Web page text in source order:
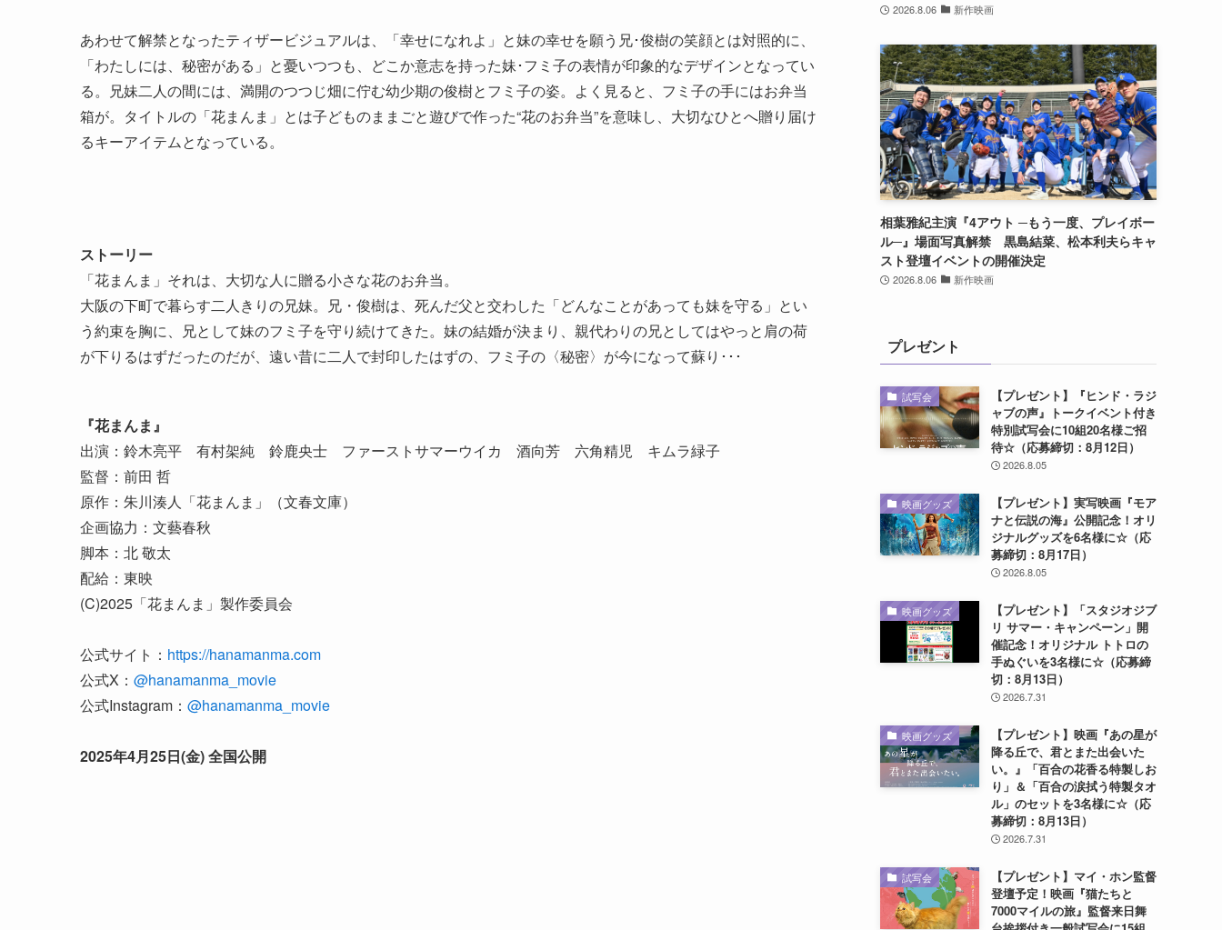
あわせて解禁となったティザービジュアルは、「幸せになれよ」と妹の幸せを願う兄･俊樹の笑顔とは対照的に、
「わたしには、秘密がある」と憂いつつも、どこか意志を持った妹･フミ子の表情が印象的なデザインとなってい
る。兄妹二人の間には、満開のつつじ畑に佇む幼少期の俊樹とフミ子の姿。よく見ると、フミ子の手にはお弁当
箱が。タイトルの「花まんま」とは子どものままごと遊びで作った“花のお弁当”を意味し、大切なひとへ贈り届け
るキーアイテムとなっている。
ストーリー
「花まんま」それは、大切な人に贈る小さな花のお弁当。
大阪の下町で暮らす二人きりの兄妹。兄・俊樹は、死んだ父と交わした「どんなことがあっても妹を守る」とい
う約束を胸に、兄として妹のフミ子を守り続けてきた。妹の結婚が決まり、親代わりの兄としてはやっと肩の荷
が下りるはずだったのだが、遠い昔に二人で封印したはずの、フミ子の〈秘密〉が今になって蘇り･･･
『花まんま』
出演：鈴木亮平 有村架純 鈴鹿央士 ファーストサマーウイカ 酒向芳 六角精児 キムラ緑子
監督：前田 哲
原作：朱川湊人「花まんま」（文春文庫）
企画協力：文藝春秋
脚本：北 敬太
配給：東映
(C)2025「花まんま」製作委員会
公式サイト： https://hanamanma.com
公式X： @hanamanma_movie
公式Instagram： @hanamanma_movie
2025年4月25日(金) 全国公開
2026.8.06 新作映画
相葉雅紀主演『4アウト ─もう一度、プレイボー
ル─』場面写真解禁 黒島結菜、松本利夫らキャ
スト登壇イベントの開催決定
2026.8.06 新作映画
プレゼント
試写会
【プレゼント】『ヒンド・ラジ
ャブの声』トークイベント付き
特別試写会に10組20名様ご招
待☆（応募締切：8月12日）
2026.8.05
映画グッズ
【プレゼント】実写映画『モア
ナと伝説の海』公開記念！オリ
ジナルグッズを6名様に☆（応
募締切：8月17日）
2026.8.05
映画グッズ
【プレゼント】「スタジオジブ
リ サマー・キャンペーン」開
催記念！オリジナル トトロの
手ぬぐいを3名様に☆（応募締
切：8月13日）
2026.7.31
映画グッズ
【プレゼント】映画『あの星が
降る丘で、君とまた出会いた
い。』「百合の花香る特製しお
り」＆「百合の涙拭う特製タオ
ル」のセットを3名様に☆（応
募締切：8月13日）
2026.7.31
試写会
【プレゼント】マイ・ホン監督
登壇予定！映画『猫たちと
7000マイルの旅』監督来日舞